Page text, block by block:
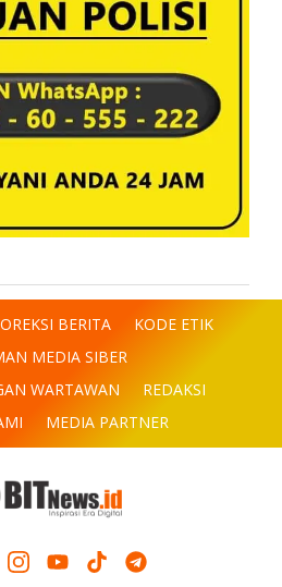
BERITA
KODE ETIK
MEDIA SIBER
WARTAWAN
REDAKSI
MEDIA PARTNER